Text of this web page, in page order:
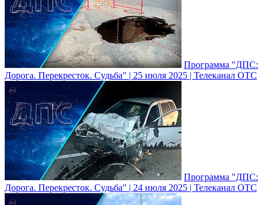
Программа "ДПС:
Дорога. Перекресток. Судьба" | 25 июля 2025 | Телеканал ОТС
Программа "ДПС:
Дорога. Перекресток. Судьба" | 24 июля 2025 | Телеканал ОТС